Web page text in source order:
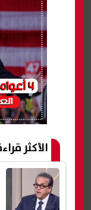
الأكثر